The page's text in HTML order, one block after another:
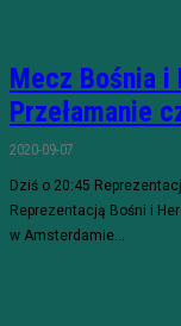
Mecz Bośnia i
Przełamanie
2020-09-07
Dziś o 20:45
Reprezentacją Bośni i
w Amsterdamie...